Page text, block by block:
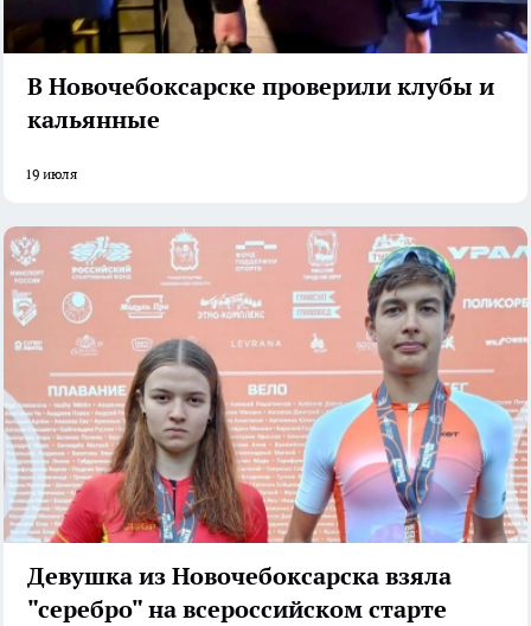
В Новочебоксарске проверили клубы и
кальянные
19 июля
Девушка из Новочебоксарска взяла
"серебро" на всероссийском старте